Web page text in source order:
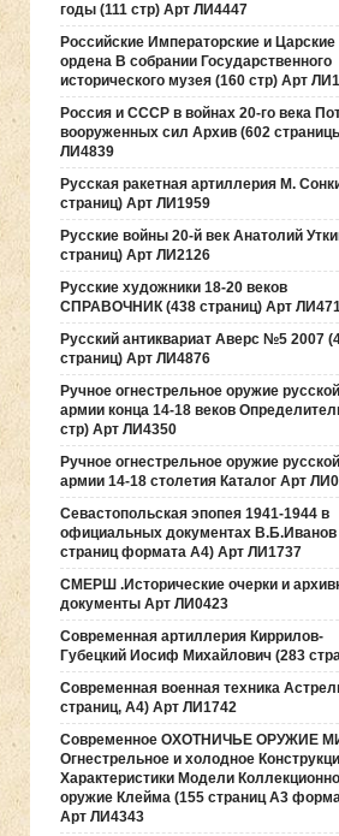
годы (111 стр) Арт ЛИ4447
Российские Императорские и Царские
ордена В собрании Государственного
исторического музея (160 стр) Арт
Россия и СССР в войнах 20-го века
вооруженных сил Архив (602
ЛИ4839
Русская ракетная артиллерия М.
страниц) Арт ЛИ1959
Русские войны 20-й век Анатолий
страниц) Арт ЛИ2126
Русские художники 18-20 веков
СПРАВОЧНИК (438 страниц) Арт
Русский антиквариат Аверс №5 2007
страниц) Арт ЛИ4876
Ручное огнестрельное оружие русской
армии конца 14-18 веков
стр) Арт ЛИ4350
Ручное огнестрельное оружие русской
армии 14-18 столетия Каталог Арт
Севастопольская эпопея 1941-1944 в
официальных документах В.Б.Иванов
страниц формата А4) Арт ЛИ1737
СМЕРШ .Исторические очерки и
документы Арт ЛИ0423
Современная артиллерия Киррилов-
Губецкий Иосиф Михайлович (283
Современная военная техника
страниц, А4) Арт ЛИ1742
Современное ОХОТНИЧЬЕ ОРУЖИЕ
Огнестрельное и холодное
Характеристики Модели
оружие Клейма (155 страниц А3
Арт ЛИ4343